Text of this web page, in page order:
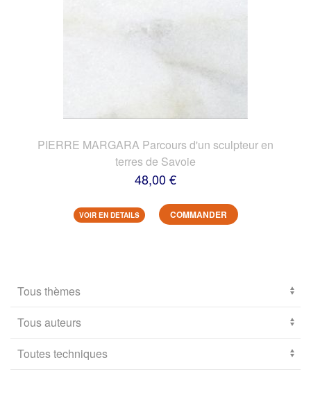
PIERRE MARGARA Parcours d'un sculpteur en
terres de Savoie
48,00 €
VOIR EN DETAILS COMMANDER